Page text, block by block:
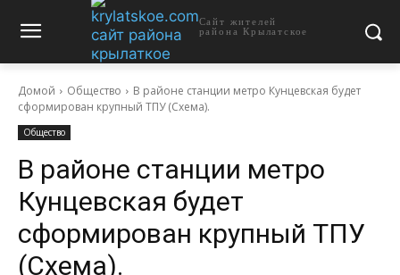
Сайт жителей
района Крылатское
Домой Общество
В районе станции метро Кунцевская будет
сформирован крупный ТПУ (Схема).
Общество
В районе станции метро
Кунцевская будет
сформирован крупный ТПУ
(Схема).